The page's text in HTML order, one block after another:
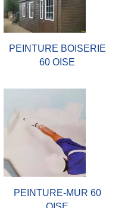
PEINTURE BOISERIE
60 OISE
PEINTURE-MUR 60